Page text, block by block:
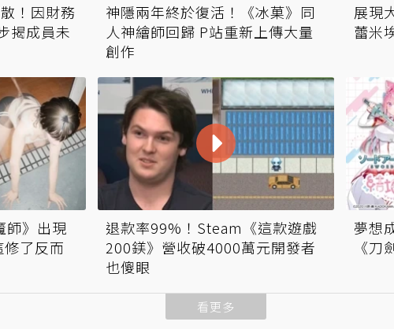
！因財務
揭成員未
神隱兩年終於復活！《冰菓》同
人神繪師回歸 P站重新上傳大量
創作
展現
蕾米
師》出現
修了反而
退款率99%！Steam《這款遊戲
200鎂》營收破4000萬元開發者
也傻眼
夢想
《刀
看更多